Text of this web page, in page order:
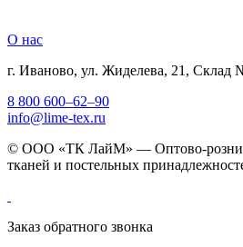
О нас
г. Иваново, ул. Жиделева, 21, Склад
8 800 600–62–90
info@lime-tex.ru
© ООО «ТК ЛайМ» — Оптово-
тканей и постельных
Заказ обратного звонка